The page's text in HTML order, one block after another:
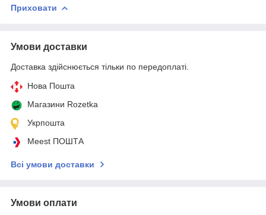
Приховати
Умови доставки
Доставка здійснюється тільки по передоплаті.
Нова Пошта
Магазини Rozetka
Укрпошта
Meest ПОШТА
Всі умови доставки
Умови оплати